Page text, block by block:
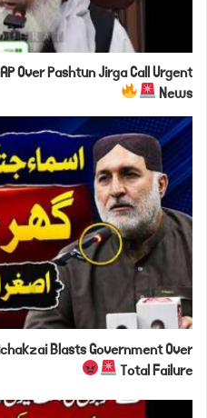
Over Pashtun Jirga Call Urgent
News
Blasts Government Over
Total Failure